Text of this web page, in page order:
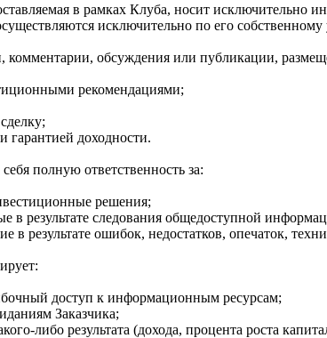
в рамках Клуба, носит исключительно
исключительно по его
комментарии, обсуждения или публикации,
рекомендациями;
гарантией доходности.
полную ответственность за:
решения;
в результате следования общедоступной
в результате ошибок, недостатков, опечаток,
доступ к информационным ресурсам;
Заказчика;
либо результата (дохода, процента роста